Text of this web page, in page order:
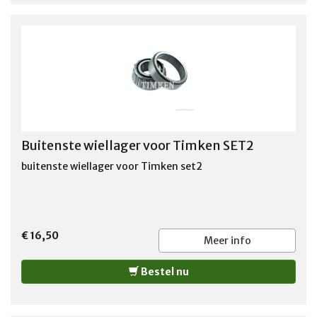
Buitenste wiellager voor Timken SET2
buitenste wiellager voor Timken set2
€ 16,50 Meer info
Bestel nu